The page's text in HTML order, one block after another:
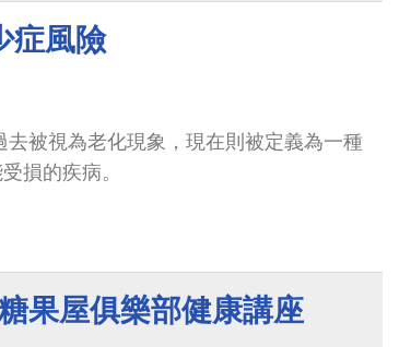
症風險
被視為老化現象，現在則被定義為一種
損的疾病。
果屋俱樂部健康講座